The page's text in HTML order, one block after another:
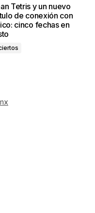
Tetris y un nuevo
de conexión con
cinco fechas en